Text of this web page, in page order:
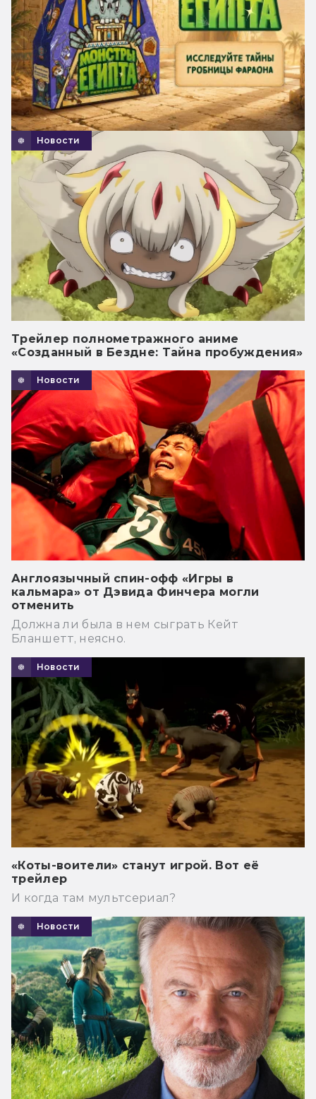
Новости
Трейлер полнометражного аниме
«Созданный в Бездне: Тайна пробуждения»
Новости
Англоязычный спин-офф «Игры в
кальмара» от Дэвида Финчера могли
отменить
Должна ли была в нем сыграть Кейт
Бланшетт, неясно.
Новости
«Коты-воители» станут игрой. Вот её
трейлер
И когда там мультсериал?
Новости